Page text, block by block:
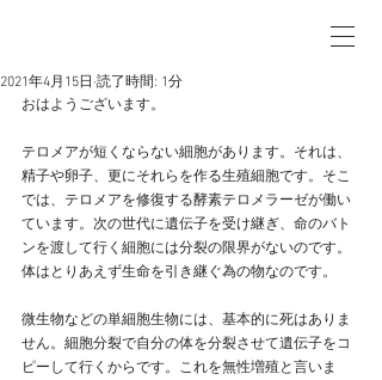
2021年4月15日 読了時間: 1分
おはようございます。
テロメアが短くならない細胞があります。それは、
精子や卵子、更にそれらを作る生殖細胞です。そこ
では、テロメアを修復する酵素テロメラーゼが働い
ています。次の世代に遺伝子を受け継ぎ、命のバト
ンを渡して行く細胞には分裂の限界がないのです。
体はとりあえず生命を引き継ぐ為の物なのです。
微生物などの単細胞生物には、基本的に死はありま
せん。細胞分裂で自分の体を分裂させて遺伝子をコ
ピーして行くからです。これを無性増殖と言いま